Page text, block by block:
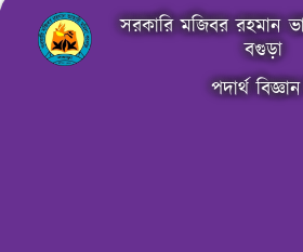
সরকারি মজিবর রহমান
বগুড়া
পদার্থ